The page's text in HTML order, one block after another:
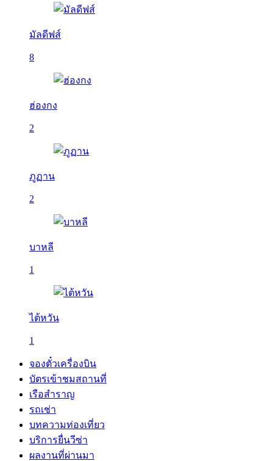
มัลดีฟส์
8
ฮ่องกง
2
ภูฏาน
2
บาหลี
1
ไต้หวัน
1
จองตั๋วเครื่องบิน
บัตรเข้าชมสถานที่
เรือสำราญ
รถเช่า
บทความท่องเที่ยว
บริการยื่นวีซ่า
ผลงานที่ผ่านมา